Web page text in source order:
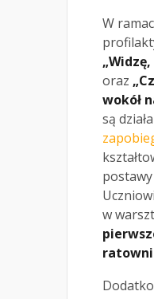
W
„Widzę,
oraz
wokół
są
w